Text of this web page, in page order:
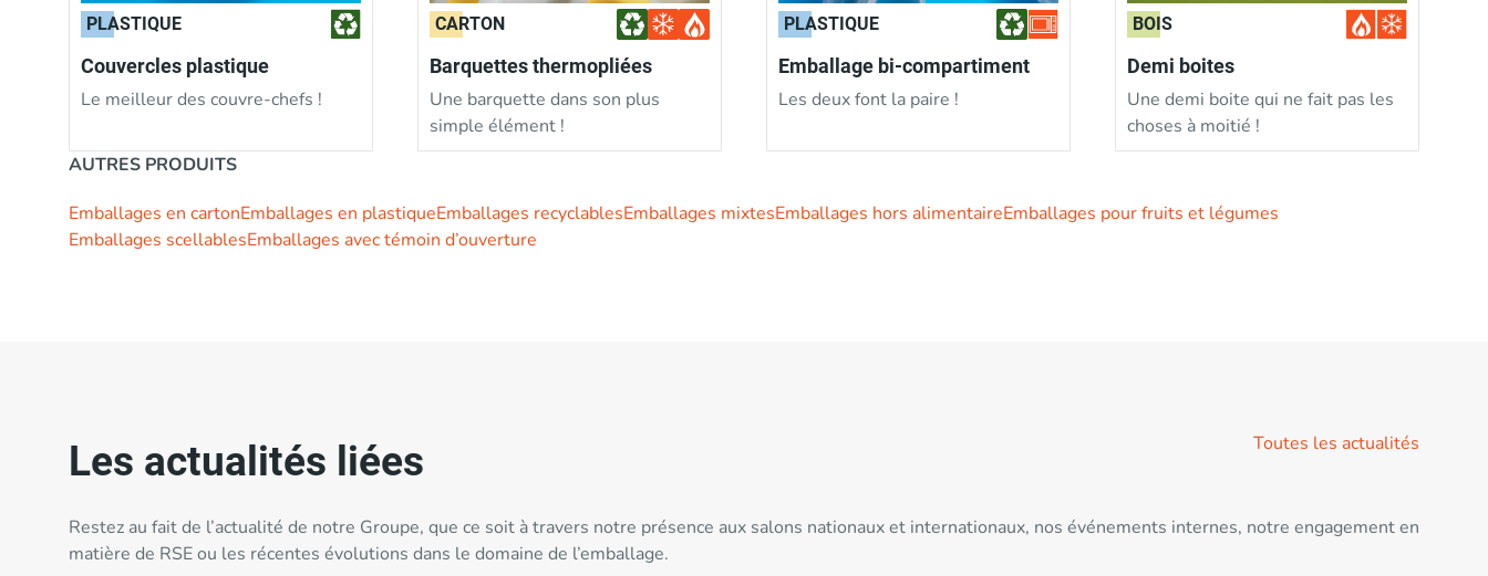
PLASTIQUE
Couvercles plastique
Le meilleur des couvre-chefs !
CARTON
Barquettes thermopliées
Une barquette dans son plus
simple élément !
PLASTIQUE
Emballage bi-compartiment
Les deux font la paire !
BOIS
Demi boites
Une demi boite qui ne fait pas les
choses à moitié !
AUTRES PRODUITS
Emballages en cartonEmballages en plastiqueEmballages recyclablesEmballages mixtesEmballages hors alimentaireEmballages pour fruits et légumes
Emballages scellablesEmballages avec témoin d’ouverture
Les actualités liées
Restez au fait de l’actualité de notre Groupe, que ce soit à travers notre présence aux salons nationaux et internationaux, nos événements internes, notre engagement en
matière de RSE ou les récentes évolutions dans le domaine de l’emballage.
Toutes les actualités